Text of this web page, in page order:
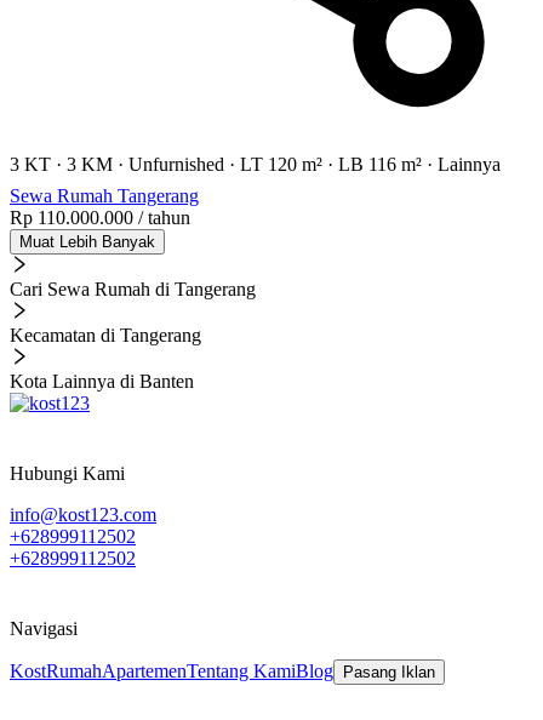
3 KT · 3 KM · Unfurnished · LT 120 m² · LB 116 m² · Lainnya
Sewa Rumah Tangerang
Rp 110.000.000 / tahun
Muat Lebih Banyak
Cari Sewa Rumah di Tangerang
Kecamatan di Tangerang
Kota Lainnya di Banten
Hubungi Kami
info@kost123.com
+628999112502
+628999112502
Navigasi
KostRumahApartemenTentang KamiBlog Pasang Iklan